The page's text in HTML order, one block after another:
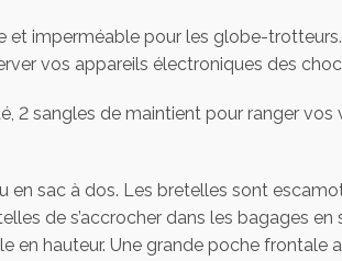
imperméable pour les globe-
vos appareils électroniques des
2 sangles de maintient pour ranger
sac à dos. Les bretelles sont
de s’accrocher dans les bagages en
en hauteur. Une grande poche frontale